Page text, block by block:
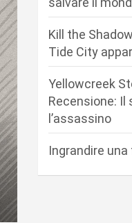
Kill the
Tide City
Yellowcreek
Recensione: Il
l’assassino
Ingrandire